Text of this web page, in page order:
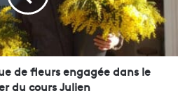
de fleurs engagée dans le
du cours Julien